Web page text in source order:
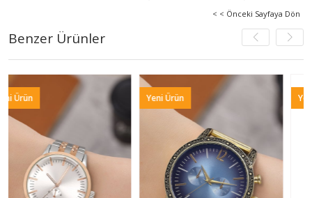
< < Önceki Sayfaya Dön
Benzer Ürünler